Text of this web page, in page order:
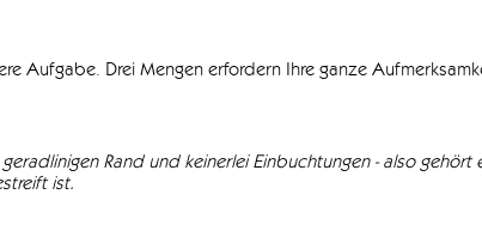
Aufgabe. Drei Mengen erfordern Ihre ganze
Rand und keinerlei Einbuchtungen - also
ist.